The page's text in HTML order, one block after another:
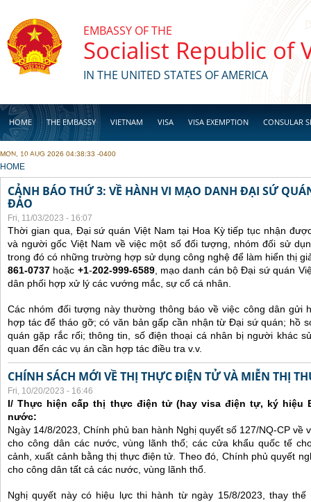
EMBASSY OF THE
Socialist Republic of
IN THE UNITED STATES OF AMERICA
HOME THE EMBASSY VIETNAM VISA VISA EXEMPTION CONSULAR
BUSINESS
MON, 10 AUG 2026 04:38:33 -0400
YOU ARE HERE
HOME
CẢNH BÁO THỨ 3: VỀ HÀNH VI MẠO DANH ĐẠI SỨ
ĐẢO
Fri, 11/03/2023 - 16:07
Thời gian qua, Đại sứ quán Việt Nam tại Hoa Kỳ tiếp tục nhận
và người gốc Việt Nam về việc một số đối tượng, nhóm đối sử
trong đó có những trường hợp sử dụng công nghệ để làm hiển thị
861-0737 hoặc +1-202-999-6589, mạo danh cán bộ Đại sứ quán
dân phối hợp xử lý các vướng mắc, sự cố cá nhân.
Các nhóm đối tượng này thường thông báo về việc công dân gửi
hợp tác để tháo gỡ; có văn bản gấp cần nhận từ Đại sứ quán; hồ
quán gặp rắc rối; thông tin, số điện thoại cá nhân bị người khác
quan đến các vụ án cần hợp tác điều tra v.v.
CHÍNH SÁCH MỚI VỀ THỊ THỰC ĐIỆN TỬ VÀ MIỄN THỊ
Fri, 10/20/2023 - 16:46
I/ Thực hiện cấp thị thực điện tử (hay visa điện tự, ký hiệu
nước:
Ngày 14/8/2023, Chính phủ ban hành Nghị quyết số 127/NQ-CP về
cho công dân các nước, vùng lãnh thổ; các cửa khẩu quốc tế
cảnh, xuất cảnh bằng thị thực điện tử. Theo đó, Chính phủ quyết
cho công dân tất cả các nước, vùng lãnh thổ.
Nghị quyết này có hiệu lực thi hành từ ngày 15/8/2023, thay thế